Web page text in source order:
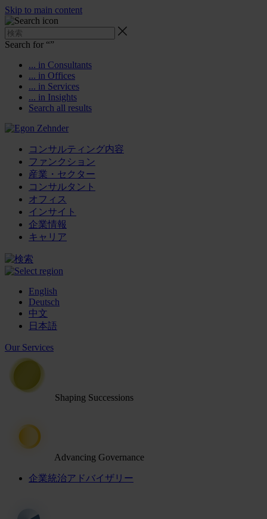
Skip to main content
Search for “”
... in Consultants
... in Offices
... in Services
... in Insights
Search all results
コンサルティング内容
ファンクション
産業・セクター
コンサルタント
オフィス
インサイト
企業情報
キャリア
English
Deutsch
中文
日本語
Our Services
Shaping Successions
Advancing Governance
企業統治アドバイザリー